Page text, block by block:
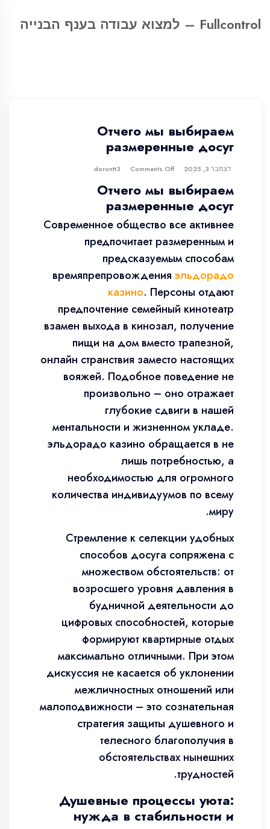
Fullcontrol – למצוא עבודה בענף הבנייה
Отчего мы выбираем
размеренные досуг
דצמבר 3, 2025 dorontt3
Comments Off
Отчего мы выбираем
размеренные досуг
Современное общество все активнее
предпочитает размеренным и
предсказуемым способам
времяпрепровождения эльдорадо
казино. Персоны отдают
предпочтение семейный кинотеатр
взамен выхода в кинозал, получение
пищи на дом вместо трапезной,
онлайн странствия заместо настоящих
вояжей. Подобное поведение не
произвольно – оно отражает
глубокие сдвиги в нашей
ментальности и жизненном укладе.
эльдорадо казино обращается в не
лишь потребностью, а
необходимостью для огромного
количества индивидуумов по всему
миру.
Стремление к селекции удобных
способов досуга сопряжена с
множеством обстоятельств: от
возросшего уровня давления в
будничной деятельности до
цифровых способностей, которые
формируют квартирные отдых
максимально отличными. При этом
дискуссия не касается об уклонении
межличностных отношений или
малоподвижности – это сознательная
стратегия защиты душевного и
телесного благополучия в
обстоятельствах нынешних
трудностей.
Душевные процессы уюта:
нужда в стабильности и